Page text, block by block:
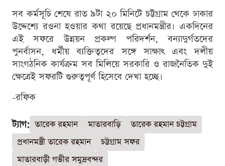
সব কর্মসূচি শেষে রাত ৯টা ২০ মিনিটে চট্টগ্রাম থেকে ঢাকার
উদ্দেশ্যে রওনা হওয়ার কথা রয়েছে প্রধানমন্ত্রীর। একদিনের
এই সফরে উন্নয়ন প্রকল্প পরিদর্শন, বন্যাদুর্গতদের
পুনর্বাসন, ধর্মীয় ব্যক্তিত্বদের সঙ্গে সাক্ষাৎ এবং দলীয়
সাংগঠনিক কার্যক্রম সব মিলিয়ে সরকারি ও রাজনৈতিক দুই
ক্ষেত্রেই সফরটি গুরুত্বপূর্ণ হিসেবে দেখা হচ্ছে।
-রফিক
ট্যাগ: তারেক রহমান মাতারবাড়ি
তারেক রহমান চট্টগ্রাম
প্রধানমন্ত্রী তারেক রহমান
চট্টগ্রাম সফর
মাতারবাড়ী গভীর সমুদ্রবন্দর